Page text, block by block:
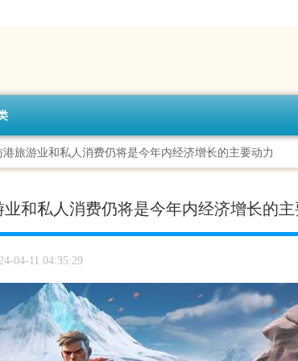
旅游业和私人消费仍将是今年内经济增长的主要动力
和私人消费仍将是今年内经济增长的主
04-11 04:35:29